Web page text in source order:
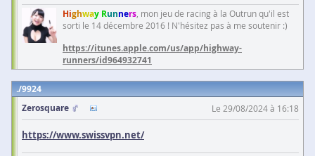
Highway Runners, mon jeu de racing à la Outrun qu'il est
sorti le 14 décembre 2016 ! N'hésitez pas à me soutenir :)
https://itunes.apple.com/us/app/highway-
runners/id964932741
9924
Zerosquare
Le 29/08/2024 à 16:18
https://www.swissvpn.net/